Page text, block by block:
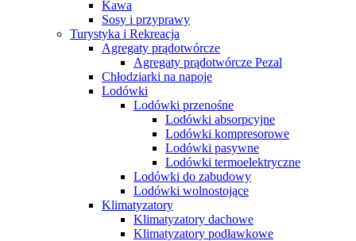
Kawa
Sosy i przyprawy
Turystyka i Rekreacja
Agregaty prądotwórcze
Agregaty prądotwórcze Pezal
Chłodziarki na napoje
Lodówki
Lodówki przenośne
Lodówki absorpcyjne
Lodówki kompresorowe
Lodówki pasywne
Lodówki termoelektryczne
Lodówki do zabudowy
Lodówki wolnostojące
Klimatyzatory
Klimatyzatory dachowe
Klimatyzatory podławkowe